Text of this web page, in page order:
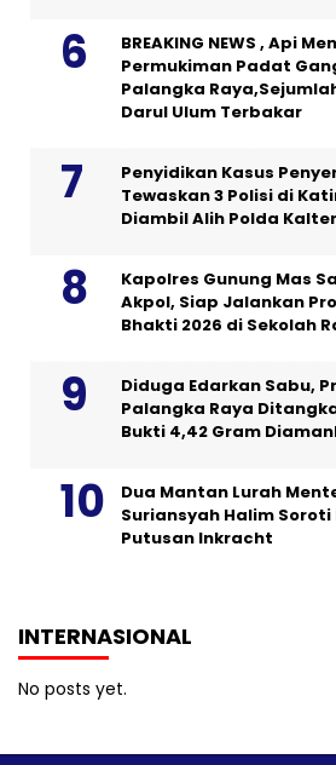
BREAKING NEWS , Api
Permukiman Padat
Palangka
Darul Ulum Terbakar
Penyidikan Kasus
Tewaskan 3 Polisi di
Diambil Alih Polda
Kapolres Gunung Mas
Akpol, Siap Jalankan
Bhakti 2026 di Sekolah
Diduga Edarkan Sabu,
Palangka Raya
Bukti 4,42 Gram
Dua Mantan Lurah
Suriansyah Halim Soroti
Putusan Inkracht
INTERNASIONAL
No posts yet.